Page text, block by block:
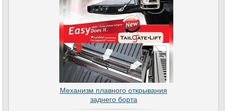
Механизм плавного открывания
заднего борта